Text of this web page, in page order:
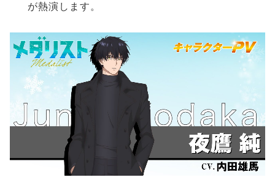
が熱演します。